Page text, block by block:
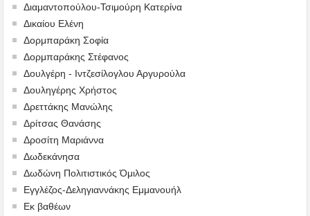
Διαμαντοπούλου-Τσιμούρη Κατερίνα
Δικαίου Ελένη
Δορμπαράκη Σοφία
Δορμπαράκης Στέφανος
Δουλγέρη - Ιντζεσίλογλου Αργυρούλα
Δουληγέρης Χρήστος
Δρεττάκης Μανώλης
Δρίτσας Θανάσης
Δροσίτη Μαριάννα
Δωδεκάνησα
Δωδώνη Πολιτιστικός Όμιλος
Εγγλέζος-Δεληγιαννάκης Εμμανουήλ
Εκ βαθέων